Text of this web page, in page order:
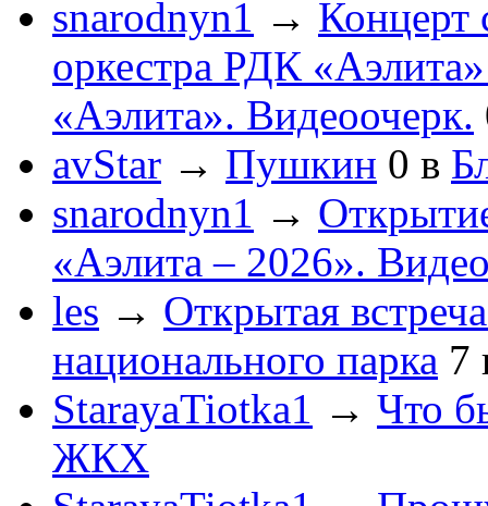
snarodnyn1 → Концерт
оркестра РДК
«Аэлита». Видеоочерк.
avStar → Пушкин 0 в
snarodnyn1 →
«Аэлита – 2026».
les → Открытая
национального парка 7
StarayaTiotka1 → Что
ЖКХ